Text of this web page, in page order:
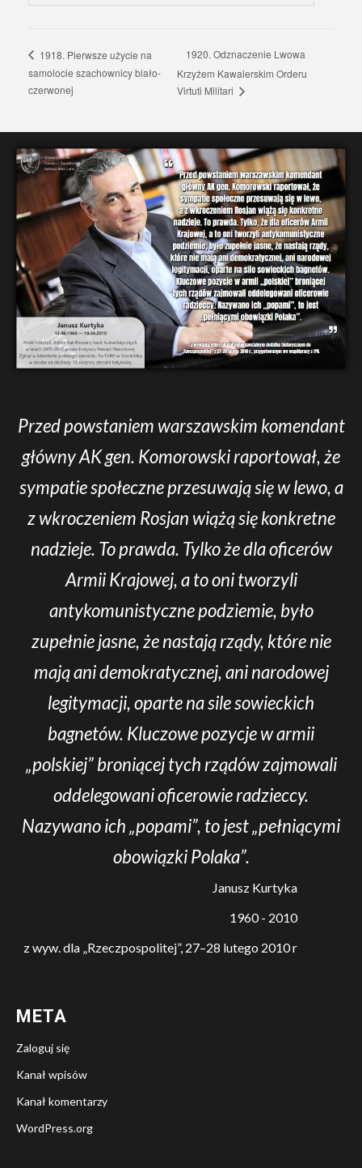
1918. Pierwsze użycie na
samolocie szachownicy biało-
czerwonej
1920. Odznaczenie Lwowa
Krzyżem Kawalerskim Orderu
Virtuti Militari
Przed powstaniem warszawskim komendant
główny AK gen. Komorowski raportował, że
sympatie społeczne przesuwają się w lewo, a
z wkroczeniem Rosjan wiążą się konkretne
nadzieje. To prawda. Tylko że dla oficerów
Armii Krajowej, a to oni tworzyli
antykomunistyczne podziemie, było
zupełnie jasne, że nastają rządy, które nie
mają ani demokratycznej, ani narodowej
legitymacji, oparte na sile sowieckich
bagnetów. Kluczowe pozycje w armii
„polskiej” broniącej tych rządów zajmowali
oddelegowani oficerowie radzieccy.
Nazywano ich „popami”, to jest „pełniącymi
obowiązki Polaka”.
Janusz Kurtyka
1960 - 2010
z wyw. dla „Rzeczpospolitej”, 27–28 lutego 2010 r
META
Zaloguj się
Kanał wpisów
Kanał komentarzy
WordPress.org